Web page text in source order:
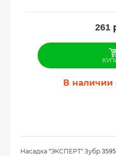
261
В наличии
Насадка “ЭКСПЕРТ” Зубр